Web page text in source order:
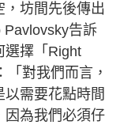
坊間先後傳出
Pavlovsky告訴
選擇「Right
對我們而言，
需要花點時間
因為我們必須仔